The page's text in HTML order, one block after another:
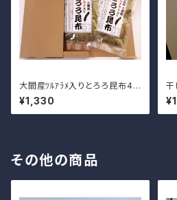
大間産ﾂﾙｱﾗﾒ入りとろろ昆布48
ｇ×2袋
¥1,330
干
噌
その他の商品